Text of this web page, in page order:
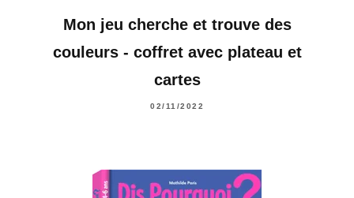
Mon jeu cherche et trouve des
couleurs - coffret avec plateau et
cartes
02/11/2022